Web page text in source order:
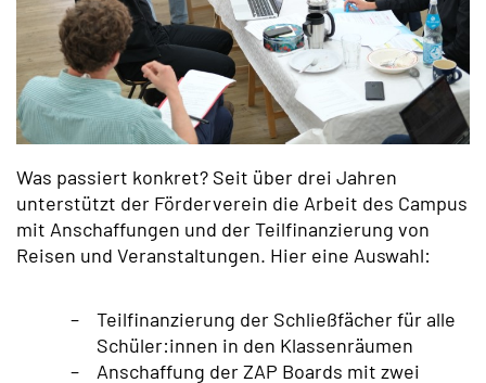
Was passiert konkret? Seit über drei Jahren
unterstützt der Förderverein die Arbeit des Campus
mit Anschaffungen und der Teilfinanzierung von
Reisen und Veranstaltungen. Hier eine Auswahl:
Teilfinanzierung der Schließfächer für alle
Schüler:innen in den Klassenräumen
Anschaffung der ZAP Boards mit zwei